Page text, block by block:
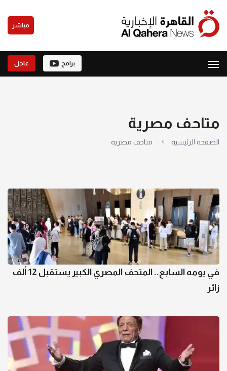
مباشر
برامج عاجل
متاحف مصرية
الصفحة الرئيسية متاحف مصرية
في يومه السابع.. المتحف المصري الكبير يستقبل 12 ألف
زائر